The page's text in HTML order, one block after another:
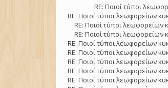
RE: Ποιοί τύποι
RE: Ποιοί τύποι λεωφορείων
RE: Ποιοί τύποι
RE: Ποιοί τύποι
RE: Ποιοί τύποι λεωφορείων
RE: Ποιοί τύποι λεωφορείων
RE: Ποιοί τύποι λεωφορείων
RE: Ποιοί τύποι λεωφορείων
RE: Ποιοί τύποι λεωφορείων